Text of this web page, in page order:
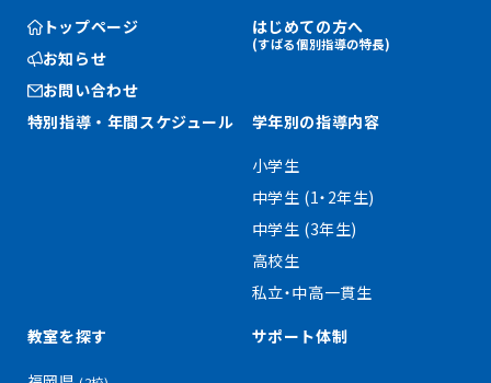
トップページ
お知らせ
お問い合わせ
はじめての方へ
(すばる個別指導の特長)
特別指導・ 年間スケジュール 学年別の指導内容
小学生
中学生 (1・2年生)
中学生 (3年生)
高校生
私立・中高一貫生
教室を探す サポート体制